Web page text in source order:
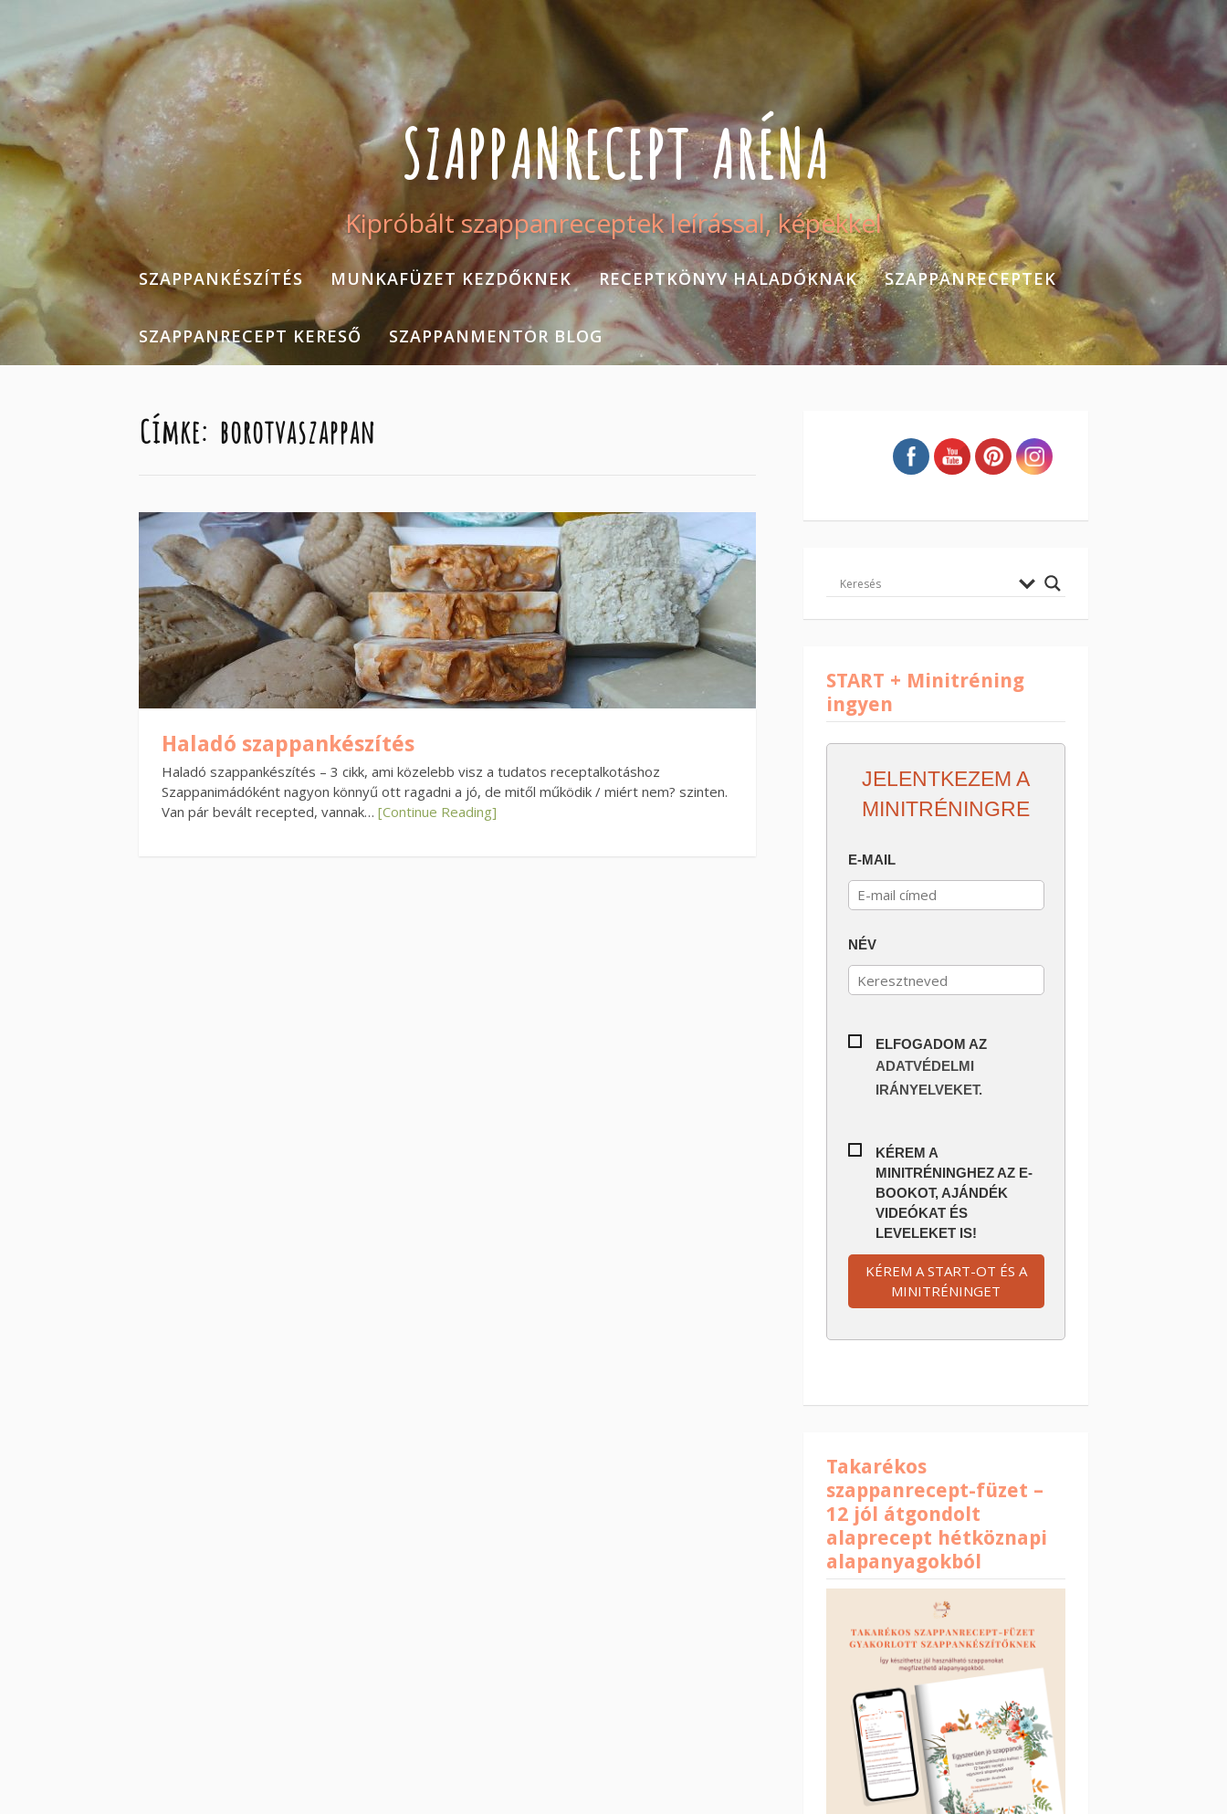
SZAPPANRECEPT ARÉNA
Kipróbált szappanreceptek leírással, képekkel
SZAPPANKÉSZÍTÉS MUNKAFÜZET KEZDŐKNEK RECEPTKÖNYV HALADÓKNAK SZAPPANRECEPTEK
SZAPPANRECEPT KERESŐ SZAPPANMENTOR BLOG
Címke: borotvaszappan
Haladó szappankészítés
Haladó szappankészítés – 3 cikk, ami közelebb visz a tudatos receptalkotáshoz
Szappanimádóként nagyon könnyű ott ragadni a jó, de mitől működik / miért nem? szinten.
Van pár bevált recepted, vannak… [Continue Reading]
START + Minitréning
ingyen
JELENTKEZEM A
MINITRÉNINGRE
E-MAIL
NÉV
ELFOGADOM AZ
ADATVÉDELMI
IRÁNYELVEKET.
KÉREM A
MINITRÉNINGHEZ AZ E-
BOOKOT, AJÁNDÉK
VIDEÓKAT ÉS
LEVELEKET IS!
KÉREM A START-OT ÉS A
MINITRÉNINGET
Takarékos
szappanrecept-füzet –
12 jól átgondolt
alaprecept hétköznapi
alapanyagokból